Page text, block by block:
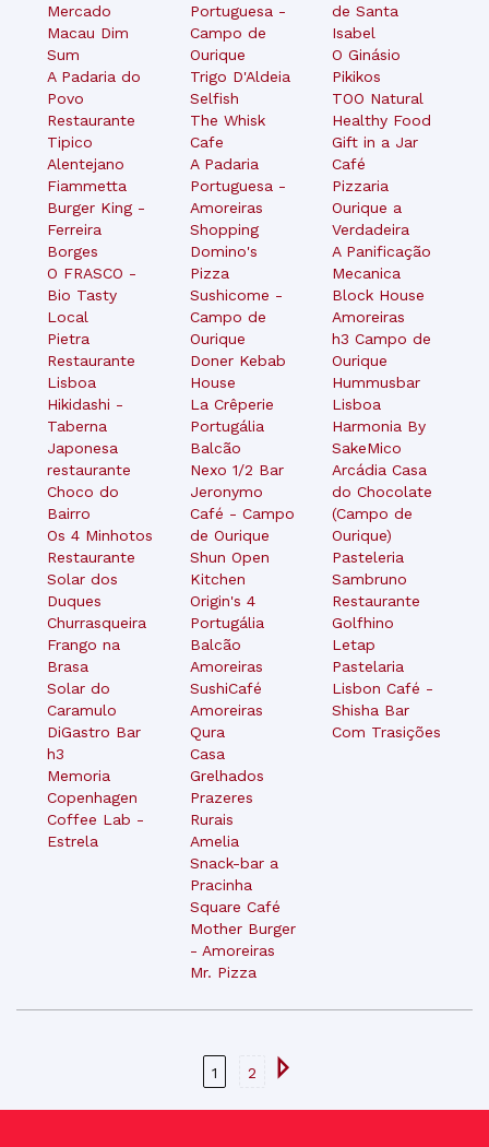
Mercado
Macau Dim
Sum
A Padaria do
Povo
Restaurante
Tipico
Alentejano
Fiammetta
Burger King -
Ferreira
Borges
O FRASCO -
Bio Tasty
Local
Pietra
Restaurante
Lisboa
Hikidashi -
Taberna
Japonesa
restaurante
Choco do
Bairro
Os 4 Minhotos
Restaurante
Solar dos
Duques
Churrasqueira
Frango na
Brasa
Solar do
Caramulo
DiGastro Bar
h3
Memoria
Copenhagen
Coffee Lab -
Estrela
Portuguesa -
Campo de
Ourique
Trigo D'Aldeia
Selfish
The Whisk
Cafe
A Padaria
Portuguesa -
Amoreiras
Shopping
Domino's
Pizza
Sushicome -
Campo de
Ourique
Doner Kebab
House
La Crêperie
Portugália
Balcão
Nexo 1/2 Bar
Jeronymo
Café - Campo
de Ourique
Shun Open
Kitchen
Origin's 4
Portugália
Balcão
Amoreiras
SushiCafé
Amoreiras
Qura
Casa
Grelhados
Prazeres
Rurais
Amelia
Snack-bar a
Pracinha
Square Café
Mother Burger
- Amoreiras
Mr. Pizza
de Santa
Isabel
O Ginásio
Pikikos
TOO Natural
Healthy Food
Gift in a Jar
Café
Pizzaria
Ourique a
Verdadeira
A Panificação
Mecanica
Block House
Amoreiras
h3 Campo de
Ourique
Hummusbar
Lisboa
Harmonia By
SakeMico
Arcádia Casa
do Chocolate
(Campo de
Ourique)
Pasteleria
Sambruno
Restaurante
Golfhino
Letap
Pastelaria
Lisbon Café -
Shisha Bar
Com Trasições
1 2